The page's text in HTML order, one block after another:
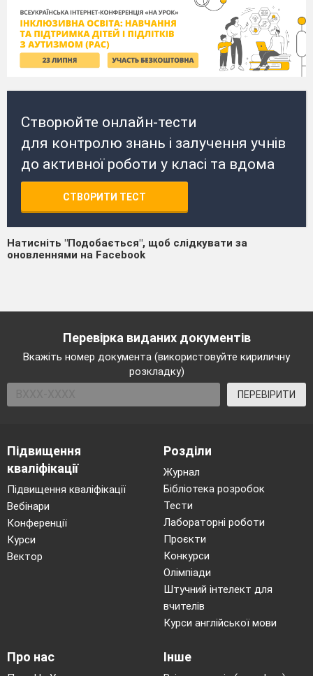
Створюйте онлайн-тести
для контролю знань і залучення учнів
до активної роботи у класі та вдома
СТВОРИТИ ТЕСТ
Натисніть "Подобається", щоб слідкувати за
оновленнями на Facebook
Перевірка виданих документів
Вкажіть номер документа (використовуйте кириличну
розкладку)
ПЕРЕВІРИТИ
Підвищення
кваліфікації
Підвищення кваліфікації
Вебінари
Конференції
Курси
Вектор
Розділи
Журнал
Бібліотека розробок
Тести
Лабораторні роботи
Проєкти
Конкурси
Олімпіади
Штучний інтелект для
вчителів
Курси англійської мови
Про нас Інше